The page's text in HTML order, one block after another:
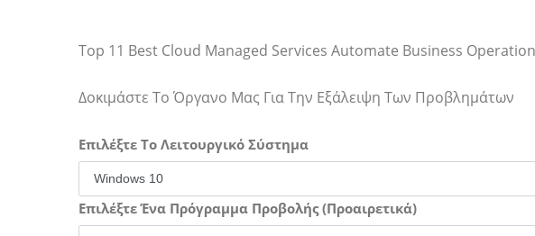
Top 11 Best Cloud Managed Services Automate Business
Δοκιμάστε Το Όργανο Μας Για Την Εξάλειψη Των Προβλημάτων
Επιλέξτε Το Λειτουργικό Σύστημα
Επιλέξτε Ένα Πρόγραμμα Προβολής (Προαιρετικά)